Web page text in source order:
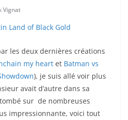
Vignat
les deux dernières créations
my heart et Batman vs
), je suis allé voir plus
avait d’autre dans sa
sur de nombreuses
impressionnante, voici tout